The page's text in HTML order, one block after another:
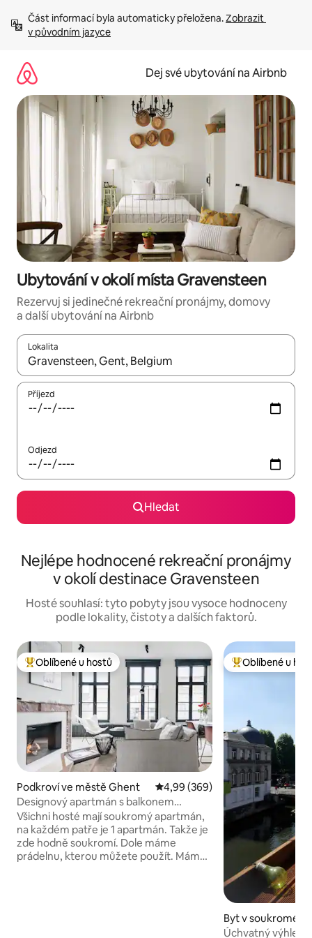
obsah
Část informací byla automaticky přeložena. Zobrazit
v původním jazyce
Dej své ubytování na Airbnb
Ubytování v okolí místa Gravensteen
Rezervuj si jedinečné rekreační pronájmy, domovy
a další ubytování na Airbnb
Lokalita
Až budou výsledky k dispozici, můžeš si je procházet pomocí
Příjezd
Odjezd
Hledat
Nejlépe hodnocené rekreační pronájmy
v okolí destinace Gravensteen
Hosté souhlasí: tyto pobyty jsou vysoce hodnoceny
podle lokality, čistoty a dalších faktorů.
Nejlepší v kategorii Oblíbené u hostů
Oblíbené u hostů
Podkroví ve městě Ghent Průměrné hodnocení 4,99 z 5,
4,99 (369)
Designový apartmán s balkonem
a výhledem na Gent Towers
Všichni hosté mají soukromý apartmán,
na každém patře je 1 apartmán. Takže je
zde hodně soukromí. Dole máme
prádelnu, kterou můžete použít. Máme
Nejlepší v
Oblíbené u
Byt v soukromém
ve městě Ghent
Úchvatný výhled